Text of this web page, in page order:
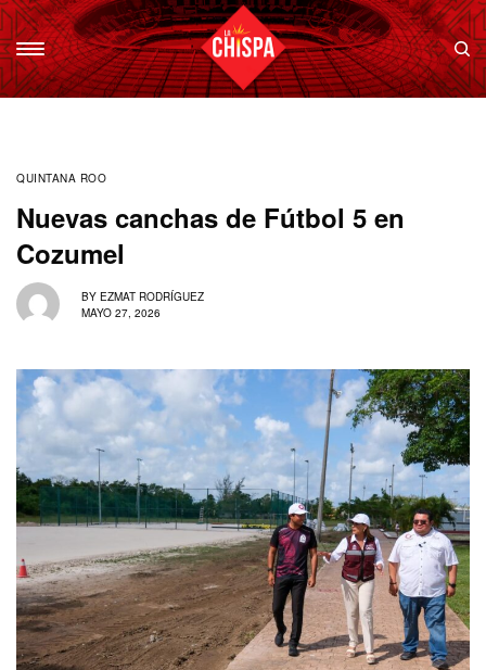
QUINTANA ROO
Nuevas canchas de Fútbol 5 en
Cozumel
BY EZMAT RODRÍGUEZ
MAYO 27, 2026